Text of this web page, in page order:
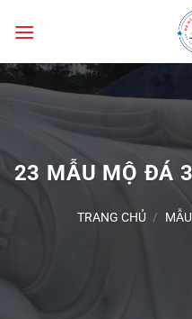
qua
dung
23 MẪU MỘ ĐÁ
TRANG CHỦ /